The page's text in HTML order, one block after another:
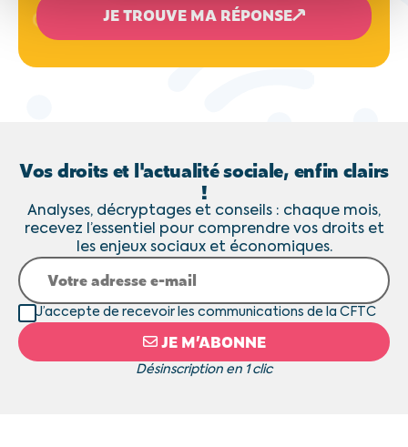
JE TROUVE MA RÉPONSE
Vos droits et l'actualité sociale, enfin clairs
!
Analyses, décryptages et conseils : chaque mois,
recevez l’essentiel pour comprendre vos droits et
les enjeux sociaux et économiques.
JE M’ABONNE
Désinscription en 1 clic
J’accepte de recevoir les communications de la CFTC